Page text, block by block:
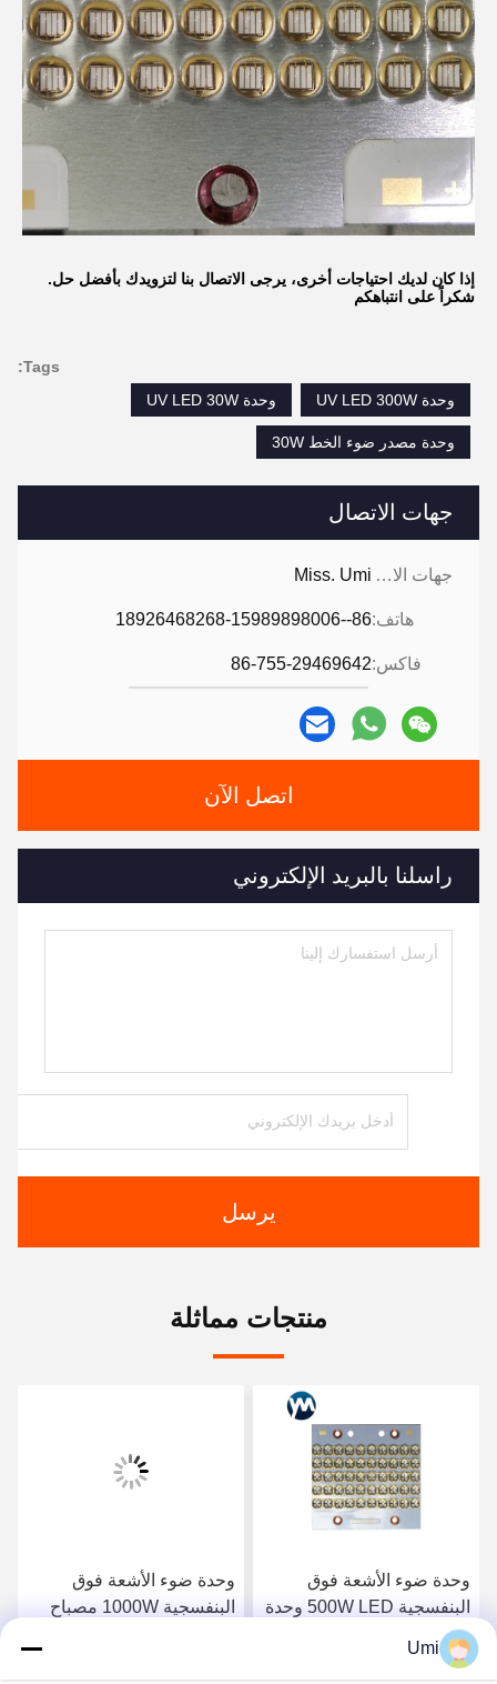
جهات الاتصال
جهات الاتصال: Miss. Umi
هاتف:86--18926468268-15989898006
فاكس:86-755-29469642
اتصل الآن
راسلنا بالبريد الإلكتروني
يرسل
إذا كان لديك احتياجات أخرى، يرجى الاتصال بنا لتزويدك بأفضل حل.
شكراً على انتباهكم
Tags:
وحدة UV LED 300W
وحدة UV LED 30W
وحدة مصدر ضوء الخط 30W
منتجات مماثلة
وحدة ضوء الأشعة فوق
البنفسجية 500W LED وحدة
Cooling UV LED 395nm
وحدة ضوء الأشعة فوق
البنفسجية 1000W مصباح
Umi